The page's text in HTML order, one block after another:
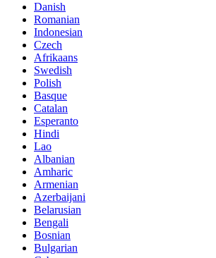
Danish
Romanian
Indonesian
Czech
Afrikaans
Swedish
Polish
Basque
Catalan
Esperanto
Hindi
Lao
Albanian
Amharic
Armenian
Azerbaijani
Belarusian
Bengali
Bosnian
Bulgarian